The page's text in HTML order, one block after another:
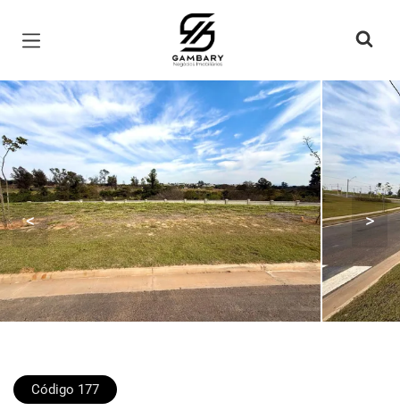
Página inicial
< >
Código 177